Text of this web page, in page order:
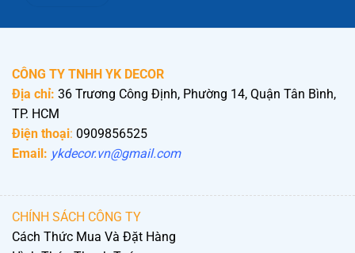
CÔNG TY TNHH YK DECOR
Địa chỉ: 36 Trương Công Định, Phường 14, Quận Tân Bình,
TP. HCM
Điện thoại: 0909856525
Email: ykdecor.vn@gmail.com
CHÍNH SÁCH CÔNG TY
Cách Thức Mua Và Đặt Hàng